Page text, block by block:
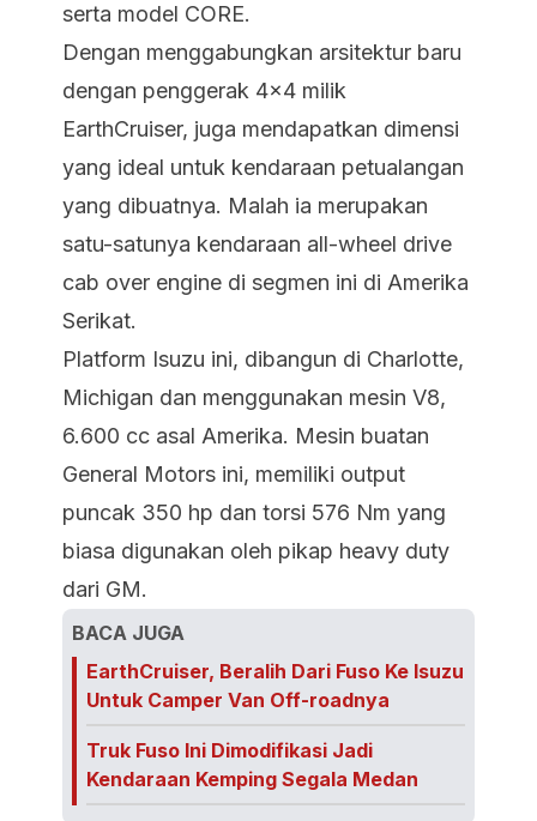
serta model CORE.
Dengan menggabungkan arsitektur baru
dengan penggerak 4x4 milik
EarthCruiser, juga mendapatkan dimensi
yang ideal untuk kendaraan petualangan
yang dibuatnya. Malah ia merupakan
satu-satunya kendaraan all-wheel drive
cab over engine di segmen ini di Amerika
Serikat.
Platform Isuzu ini, dibangun di Charlotte,
Michigan dan menggunakan mesin V8,
6.600 cc asal Amerika. Mesin buatan
General Motors ini, memiliki output
puncak 350 hp dan torsi 576 Nm yang
biasa digunakan oleh pikap heavy duty
dari GM.
BACA JUGA
EarthCruiser, Beralih Dari Fuso Ke Isuzu
Untuk Camper Van Off-roadnya
Truk Fuso Ini Dimodifikasi Jadi
Kendaraan Kemping Segala Medan